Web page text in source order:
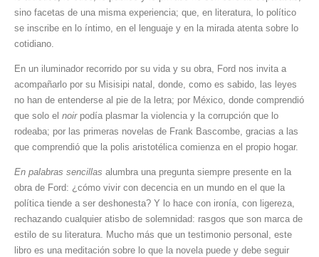
sino facetas de una misma experiencia; que, en literatura, lo político
se inscribe en lo íntimo, en el lenguaje y en la mirada atenta sobre lo
cotidiano.
En un iluminador recorrido por su vida y su obra, Ford nos invita a
acompañarlo por su Misisipi natal, donde, como es sabido, las leyes
no han de entenderse al pie de la letra; por México, donde comprendió
que solo el noirpodía plasmar la violencia y la corrupción que lo
rodeaba; por las primeras novelas de Frank Bascombe, gracias a las
que comprendió que la polis aristotélica comienza en el propio hogar.
En palabras sencillas alumbra una pregunta siempre presente en la
obra de Ford: ¿cómo vivir con decencia en un mundo en el que la
política tiende a ser deshonesta? Y lo hace con ironía, con ligereza,
rechazando cualquier atisbo de solemnidad: rasgos que son marca de
estilo de su literatura. Mucho más que un testimonio personal, este
libro es una meditación sobre lo que la novela puede y debe seguir